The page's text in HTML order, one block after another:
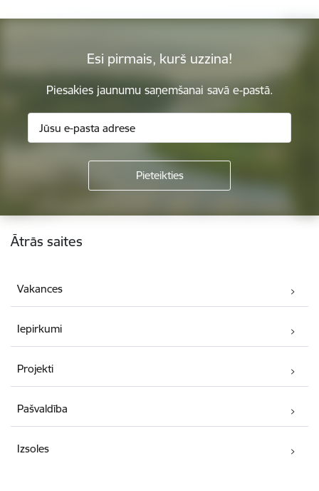
Esi pirmais, kurš uzzina!
Piesakies jaunumu saņemšanai savā e-pastā.
Kājene
Ātrās saites
Vakances
Iepirkumi
Projekti
Pašvaldība
Izsoles